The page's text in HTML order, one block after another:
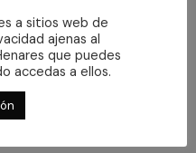
a sitios web de
ajenas al
que puedes
accedas a ellos.